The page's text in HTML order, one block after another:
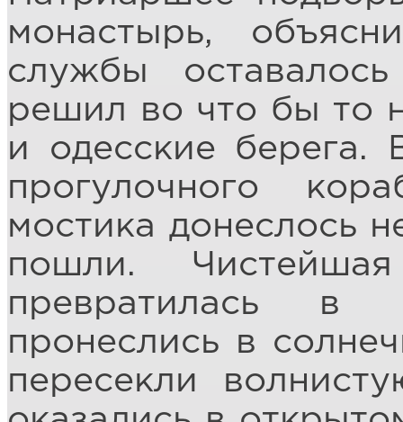
монастырь,
службы
решил во что бы то
и одесские берега.
прогулочного
мостика донеслось
пошли.
превратилась
пронеслись в
пересекли